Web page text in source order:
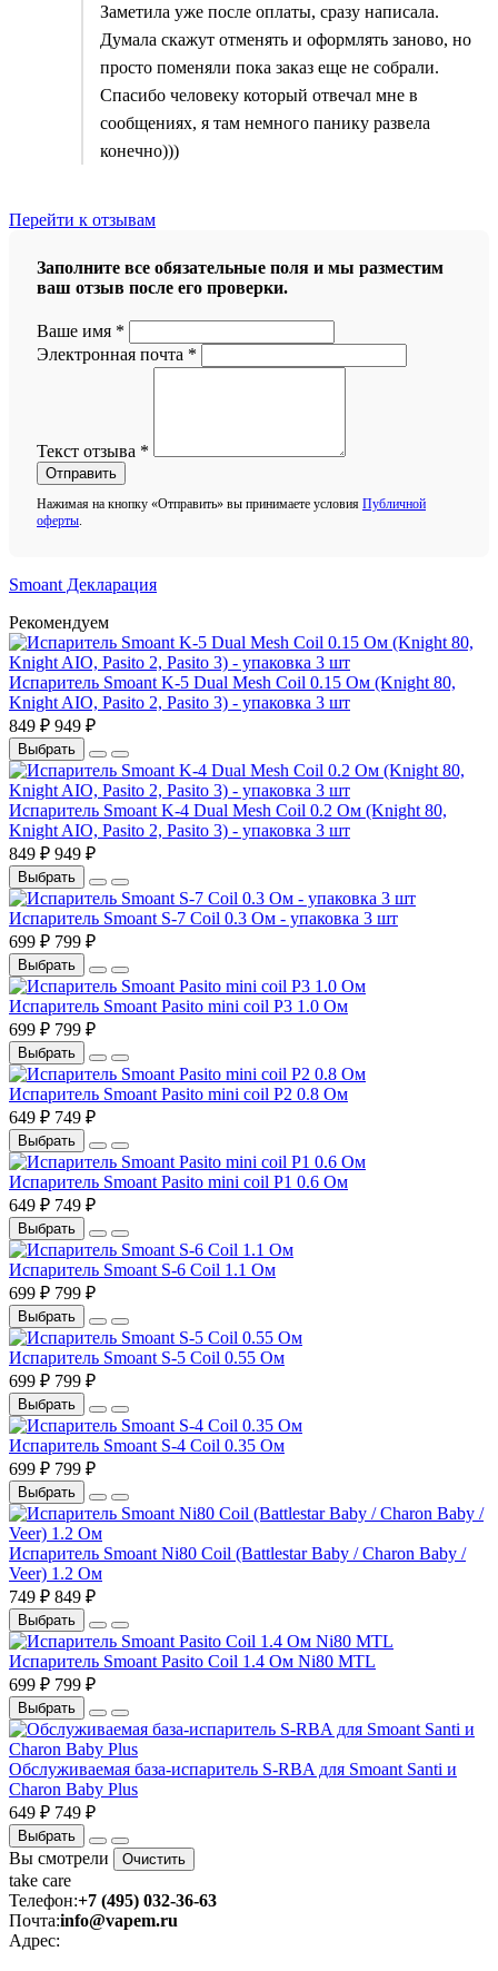
Заметила уже после оплаты, сразу написала.
Думала скажут отменять и оформлять заново, но
просто поменяли пока заказ еще не собрали.
Спасибо человеку который отвечал мне в
сообщениях, я там немного панику развела
конечно)))
Перейти к отзывам
Заполните все обязательные поля и мы разместим
ваш отзыв после его проверки.
Ваше имя *
Электронная почта *
Текст отзыва *
Отправить
Нажимая на кнопку «Отправить» вы принимаете условия Публичной
оферты
Smoant Декларация
Рекомендуем
Испаритель Smoant K-5 Dual Mesh Coil 0.15 Ом (Knight 80,
Knight AIO, Pasito 2, Pasito 3) - упаковка 3 шт
849 ₽ 949 ₽
Выбрать
Испаритель Smoant K-4 Dual Mesh Coil 0.2 Ом (Knight 80,
Knight AIO, Pasito 2, Pasito 3) - упаковка 3 шт
849 ₽ 949 ₽
Выбрать
Испаритель Smoant S-7 Coil 0.3 Ом - упаковка 3 шт
699 ₽ 799 ₽
Выбрать
Испаритель Smoant Pasito mini coil P3 1.0 Ом
699 ₽ 799 ₽
Выбрать
Испаритель Smoant Pasito mini coil P2 0.8 Ом
649 ₽ 749 ₽
Выбрать
Испаритель Smoant Pasito mini coil P1 0.6 Ом
649 ₽ 749 ₽
Выбрать
Испаритель Smoant S-6 Coil 1.1 Ом
699 ₽ 799 ₽
Выбрать
Испаритель Smoant S-5 Coil 0.55 Ом
699 ₽ 799 ₽
Выбрать
Испаритель Smoant S-4 Coil 0.35 Ом
699 ₽ 799 ₽
Выбрать
Испаритель Smoant Ni80 Coil (Battlestar Baby / Charon Baby /
Veer) 1.2 Ом
749 ₽ 849 ₽
Выбрать
Испаритель Smoant Pasito Coil 1.4 Ом Ni80 MTL
699 ₽ 799 ₽
Выбрать
Обслуживаемая база-испаритель S-RBA для Smoant Santi и
Charon Baby Plus
649 ₽ 749 ₽
Выбрать
Вы смотрели Очистить
take care
Телефон:+7 (495) 032-36-63
Почта:info@vapem.ru
Адрес: